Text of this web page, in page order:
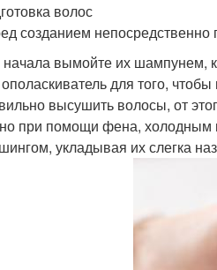
волос
созданием непосредственно
вымойте их шампунем,
для того,
высушить волосы, от
при помощи фена, холодным
укладывая их слегка